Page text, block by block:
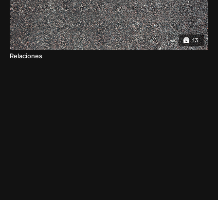
13
Relaciones